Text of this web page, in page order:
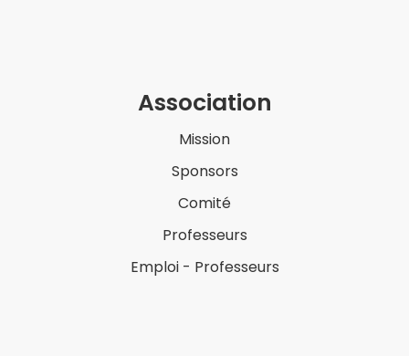
Association
Mission
Sponsors
Comité
Professeurs
Emploi - Professeurs